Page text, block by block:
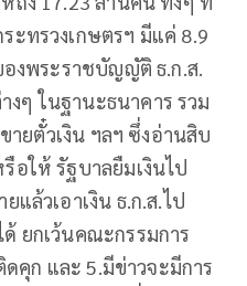
ะทรวงเกษตรฯ มีแค่ 8.9
งพระราชบัญญัติ ธ.ก.ส.
ๆ ในฐานะธนาคาร รวม
ายตั๋วเงิน ฯลฯ ซึ่งอ่านสิบ
อให้ รัฐบาลยืมเงินไป
ล้วเอาเงิน ธ.ก.ส.ไป
ยกเว้นคณะกรรมการ
ดคุก และ 5.มีข่าวจะมีการ